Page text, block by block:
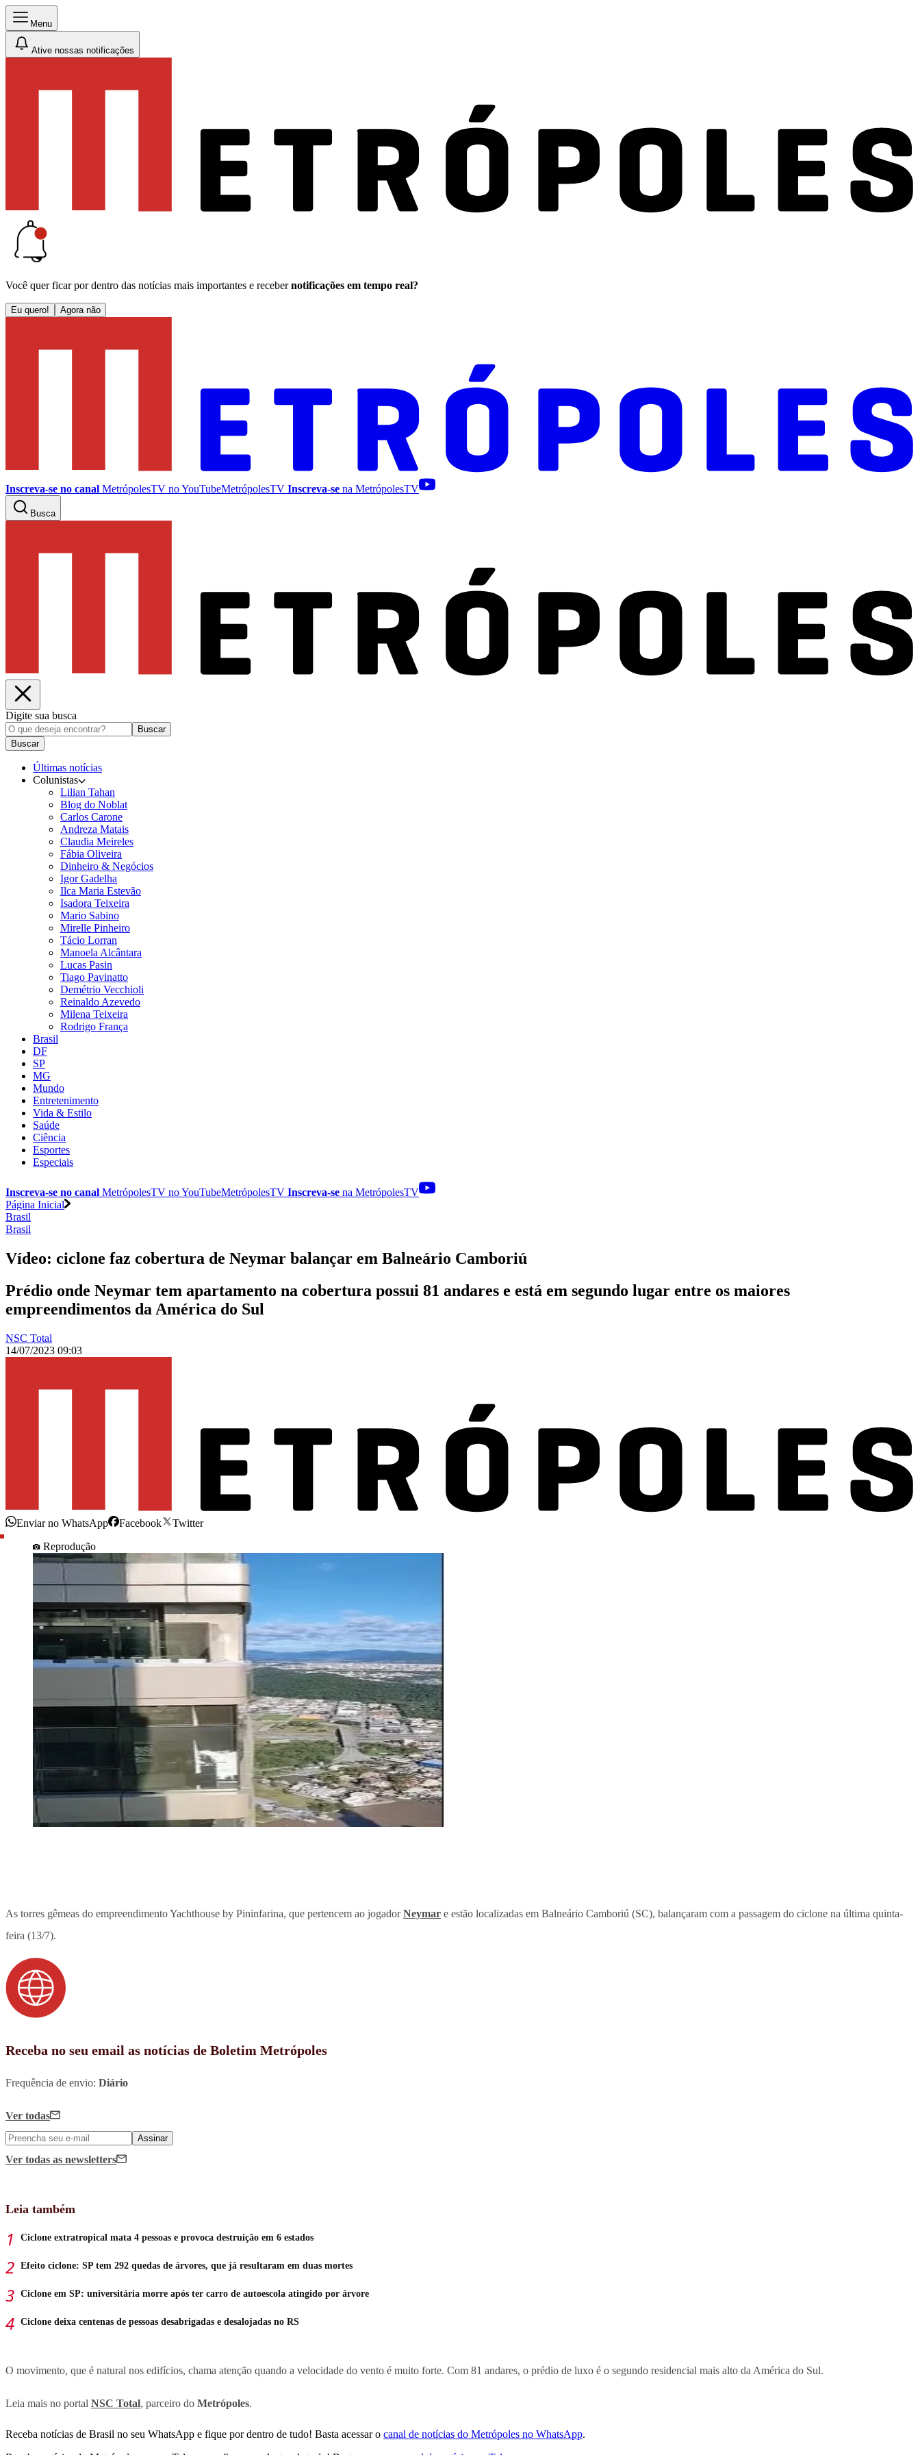
Menu
Ative nossas notificações
Você quer ficar por dentro das notícias mais importantes e receber notificações em tempo real?
Eu quero! Agora não
Inscreva-se no canal MetrópolesTV noYouTubeMetrópolesTV Inscreva-se na MetrópolesTV
Busca
Digite sua busca
Buscar
Buscar
Últimas notícias
Colunistas
Lilian Tahan
Blog do Noblat
Carlos Carone
Andreza Matais
Claudia Meireles
Fábia Oliveira
Dinheiro & Negócios
Igor Gadelha
Ilca Maria Estevão
Isadora Teixeira
Mario Sabino
Mirelle Pinheiro
Tácio Lorran
Manoela Alcântara
Lucas Pasin
Tiago Pavinatto
Demétrio Vecchioli
Reinaldo Azevedo
Milena Teixeira
Rodrigo França
Brasil
DF
SP
MG
Mundo
Entretenimento
Vida & Estilo
Saúde
Ciência
Esportes
Especiais
Inscreva-se no canal MetrópolesTV noYouTubeMetrópolesTV Inscreva-se na MetrópolesTV
Página Inicial
Brasil
Brasil
Vídeo: ciclone faz cobertura de Neymar balançar em Balneário Camboriú
Prédio onde Neymar tem apartamento na cobertura possui 81 andares e está em segundo lugar entre os maiores
empreendimentos da América do Sul
NSC Total
14/07/2023 09:03
Enviar no WhatsApp Facebook
Twitter
Reprodução
As torres gêmeas do empreendimento Yachthouse by Pininfarina, que pertencem ao jogadorNeymar e estão localizadas em Balneário Camboriú (SC), balançaram com a passagem do ciclone na última quinta-
feira (13/7).
Receba no seu email as notícias de Boletim Metrópoles
Frequência de envio: Diário
Ver todas
Assinar
Ver todas as newsletters
Leia também
Ciclone extratropical mata 4 pessoas e provoca destruição em 6 estados
Efeito ciclone: SP tem 292 quedas de árvores, que já resultaram em duas mortes
Ciclone em SP: universitária morre após ter carro de autoescola atingido por árvore
Ciclone deixa centenas de pessoas desabrigadas e desalojadas no RS
O movimento, que é natural nos edifícios, chama atenção quando a velocidade do vento é muito forte. Com 81 andares, o prédio de luxo é o segundo residencial mais alto da América do Sul.
Leia mais no portal NSC Total, parceiro do Metrópoles.
Receba notícias de Brasil no seu WhatsApp e fique por dentro de tudo! Basta acessar o canal de notícias do Metrópoles no WhatsApp.